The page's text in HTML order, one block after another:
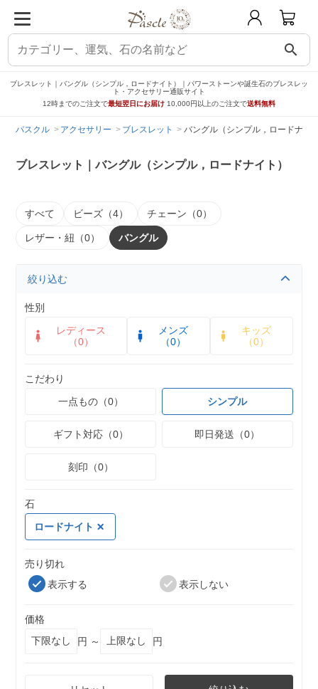
search
ブレスレット｜バングル（シンプル，ロードナイト）｜パワーストーンや誕生石のブレスレッ
ト・アクセサリー通販サイト
12時までのご注文で最短翌日にお届け 10,000円以上のご注文で送料無料
パスクル アクセサリー ブレスレット バングル（シンプル，ロードナイ
ブレスレット｜バングル（シンプル，ロードナイト）
すべて ビーズ（4） チェーン（0）
レザー・紐（0） バングル
絞り込む
性別
レディース
（0）
メンズ
（0）
キッズ
（0）
こだわり
一点もの（0）
シンプル
ギフト対応（0） 即日発送（0）
刻印（0）
石
ロードナイト
売り切れ
表示する
表示しない
価格
円 ～
円